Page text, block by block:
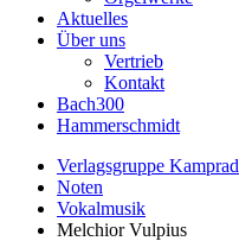
Aktuelles
Über uns
Vertrieb
Kontakt
Bach300
Hammerschmidt
Verlagsgruppe Kamprad
Noten
Vokalmusik
Melchior Vulpius